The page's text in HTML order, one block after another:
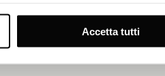
Accetta tutti